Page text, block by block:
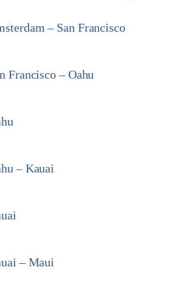
– San Francisco
Francisco – Oahu
– Kauai
– Maui